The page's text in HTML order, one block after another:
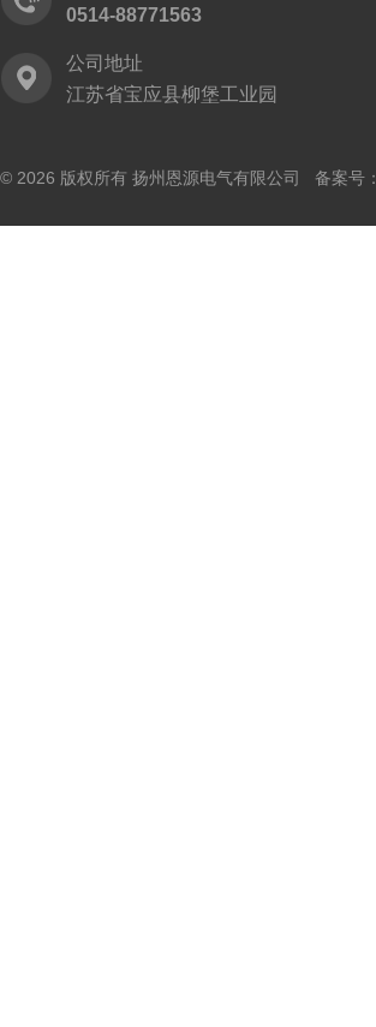
0514-88771563
公司地址
江苏省宝应县柳堡工业园
© 2026 版权所有 扬州恩源电气有限公司 备案号：